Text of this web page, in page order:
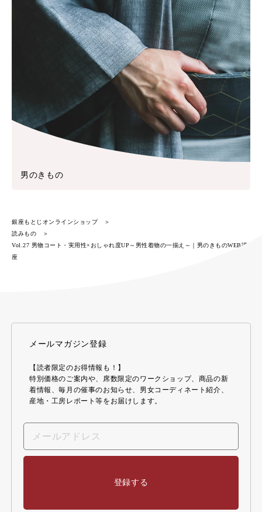
男のきもの
銀座もとじオンラインショップ
読みもの
Vol.27 男物コート・実用性×おしゃれ度UP～男性着物の一揃え～｜男のきものWEB講
座
メールマガジン登録
【読者限定のお得情報も！】
特別価格のご案内や、席数限定のワークショップ、商品の新
着情報、毎月の催事のお知らせ、男女コーディネート紹介、
産地・工房レポート等をお届けします。
登録する